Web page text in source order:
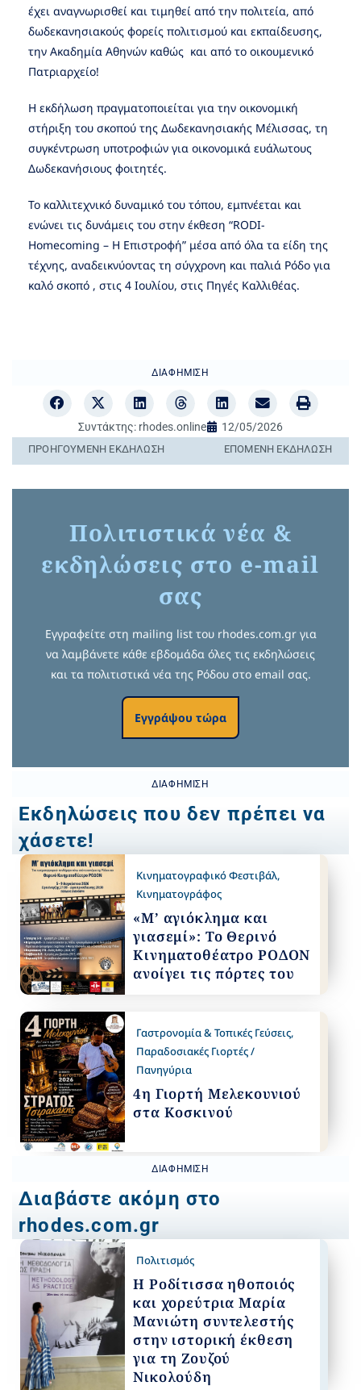
έχει αναγνωρισθεί και τιμηθεί από την πολιτεία, από
δωδεκανησιακούς φορείς πολιτισμού και εκπαίδευσης,
την Ακαδημία Αθηνών καθώς και από το οικουμενικό
Πατριαρχείο!
Η εκδήλωση πραγματοποιείται για την οικονομική
στήριξη του σκοπού της Δωδεκανησιακής Μέλισσας, τη
συγκέντρωση υποτροφιών για οικονομικά ευάλωτους
Δωδεκανήσιους φοιτητές.
Το καλλιτεχνικό δυναμικό του τόπου, εμπνέεται και
ενώνει τις δυνάμεις του στην έκθεση “RODI-
Homecoming – H Επιστροφή” μέσα από όλα τα είδη της
τέχνης, αναδεικνύοντας τη σύγχρονη και παλιά Ρόδο για
καλό σκοπό , στις 4 Ιουλίου, στις Πηγές Καλλιθέας.
ΔΙΑΦΉΜΙΣΗ
Συντάκτης: rhodes.online 12/05/2026
ΠΡΟΗΓΟΎΜΕΝΗ ΕΚΔΉΛΩΣΗ ΕΠΌΜΕΝΗ ΕΚΔΉΛΩΣΗ
Πολιτιστικά νέα &
εκδηλώσεις στο e-mail
σας
Εγγραφείτε στη mailing list του rhodes.com.gr για
να λαμβάνετε κάθε εβδομάδα όλες τις εκδηλώσεις
και τα πολιτιστικά νέα της Ρόδου στο email σας.
Εγγράψου τώρα
ΔΙΑΦΉΜΙΣΗ
Εκδηλώσεις που δεν πρέπει να
χάσετε!
Κινηματογραφικό Φεστιβάλ,
Κινηματογράφος
«Μ’ αγιόκλημα και
γιασεμί»: Το Θερινό
Κινηματοθέατρο ΡΟΔΟΝ
ανοίγει τις πόρτες του
Γαστρονομία & Τοπικές Γεύσεις,
Παραδοσιακές Γιορτές /
Πανηγύρια
4η Γιορτή Μελεκουνιού
στα Κοσκινού
ΔΙΑΦΉΜΙΣΗ
Διαβάστε ακόμη στο
rhodes.com.gr
Πολιτισμός
Η Ροδίτισσα ηθοποιός
και χορεύτρια Μαρία
Μανιώτη συντελεστής
στην ιστορική έκθεση
για τη Ζουζού
Νικολούδη